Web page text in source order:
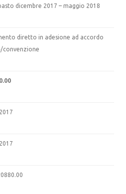
dicembre 2017 – maggio 2018
diretto in adesione ad accordo
convenzione